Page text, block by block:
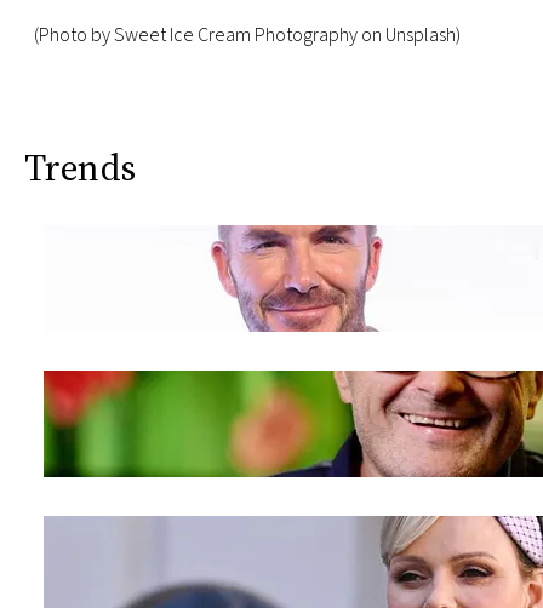
(Photo by Sweet Ice Cream Photography on Unsplash)
Trends